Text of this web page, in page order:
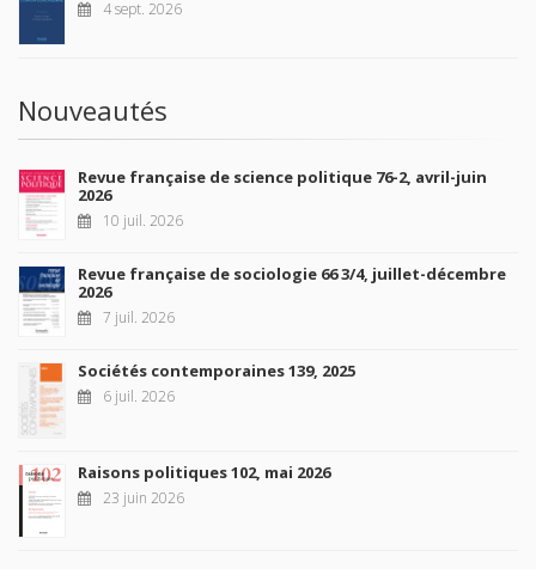
4 sept. 2026
Nouveautés
Revue française de science politique 76-2, avril-juin
2026
10 juil. 2026
Revue française de sociologie 66 3/4, juillet-décembre
2026
7 juil. 2026
Sociétés contemporaines 139, 2025
6 juil. 2026
Raisons politiques 102, mai 2026
23 juin 2026